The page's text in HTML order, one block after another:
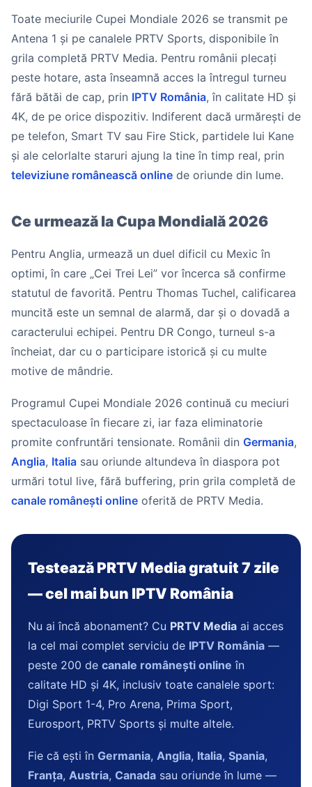
Toate meciurile Cupei Mondiale 2026 se transmit pe
Antena 1 și pe canalele PRTV Sports, disponibile în
grila completă PRTV Media. Pentru românii plecați
peste hotare, asta înseamnă acces la întregul turneu
fără bătăi de cap, prin IPTV România, în calitate HD și
4K, de pe orice dispozitiv. Indiferent dacă urmărești de
pe telefon, Smart TV sau Fire Stick, partidele lui Kane
și ale celorlalte staruri ajung la tine în timp real, prin
televiziune românească online de oriunde din lume.
Ce urmează la Cupa Mondială 2026
Pentru Anglia, urmează un duel dificil cu Mexic în
optimi, în care „Cei Trei Lei” vor încerca să confirme
statutul de favorită. Pentru Thomas Tuchel, calificarea
muncită este un semnal de alarmă, dar și o dovadă a
caracterului echipei. Pentru DR Congo, turneul s-a
încheiat, dar cu o participare istorică și cu multe
motive de mândrie.
Programul Cupei Mondiale 2026 continuă cu meciuri
spectaculoase în fiecare zi, iar faza eliminatorie
promite confruntări tensionate. Românii din Germania,
Anglia, Italia sau oriunde altundeva în diaspora pot
urmări totul live, fără buffering, prin grila completă de
canale românești online oferită de PRTV Media.
Testează PRTV Media gratuit 7 zile
— cel mai bun IPTV România
Nu ai încă abonament? Cu PRTV Media ai acces
la cel mai complet serviciu de IPTV România —
peste 200 de canale românești online în
calitate HD și 4K, inclusiv toate canalele sport:
Digi Sport 1-4, Pro Arena, Prima Sport,
Eurosport, PRTV Sports și multe altele.
Fie că ești în Germania, Anglia, Italia, Spania,
Franța, Austria, Canada sau oriunde în lume —